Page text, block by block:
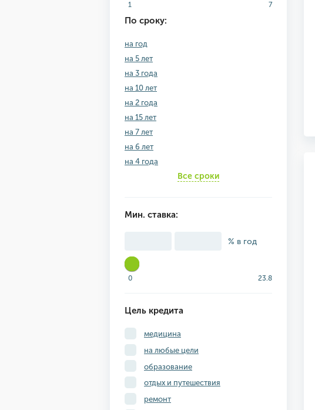
1 7
По сроку:
на год
на 5 лет
на 3 года
на 10 лет
на 2 года
на 15 лет
на 7 лет
на 6 лет
на 4 года
Все сроки
Мин. ставка:
% в год
0 23.8
Цель кредита
медицина
на любые цели
образование
отдых и путешествия
ремонт